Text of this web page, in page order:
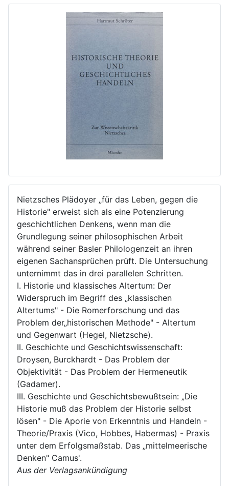
Nietzsches Plädoyer „für das Leben, gegen die
Historie" erweist sich als eine Potenzierung
geschichtlichen Denkens, wenn man die
Grundlegung seiner philosophischen Arbeit
während seiner Basler Philologenzeit an ihren
eigenen Sachansprüchen prüft. Die Untersuchung
unternimmt das in drei parallelen Schritten.
I. Historie und klassisches Altertum: Der
Widerspruch im Begriff des „klassischen
Altertums" - Die Romerforschung und das
Problem der„historischen Methode" - Altertum
und Gegenwart (Hegel, Nietzsche).
II. Geschichte und Geschichtswissenschaft:
Droysen, Burckhardt - Das Problem der
Objektivität - Das Problem der Hermeneutik
(Gadamer).
III. Geschichte und Geschichtsbewußtsein: „Die
Historie muß das Problem der Historie selbst
lösen" - Die Aporie von Erkenntnis und Handeln -
Theorie/Praxis (Vico, Hobbes, Habermas) - Praxis
unter dem Erfolgsmaßstab. Das „mittelmeerische
Denken" Camus'.
Aus der Verlagsankündigung